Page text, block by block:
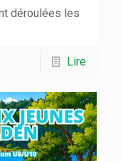
déroulées les
Lire